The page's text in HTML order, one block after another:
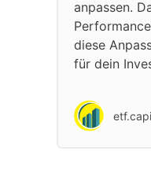
anpassen.
diese
für dein